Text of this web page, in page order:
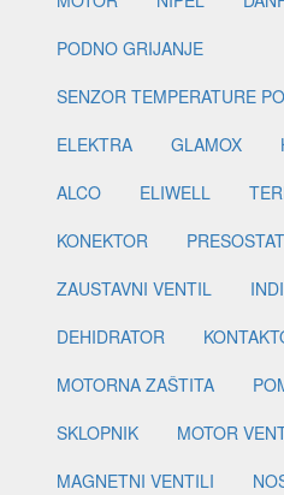
PODNO GRIJANJE
SENZOR TEMPERATURE
ELEKTRA
GLAMOX
ALCO
ELIWELL
KONEKTOR
PRESOSTAT
ZAUSTAVNI VENTIL
DEHIDRATOR
MOTORNA ZAŠTITA
SKLOPNIK
MOTOR
MAGNETNI VENTILI